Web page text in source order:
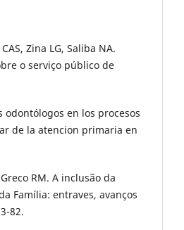
Zina LG, Saliba NA.
o serviço público de
odontólogos en los procesos
de la atencion primaria en
RM. A inclusão da
Família: entraves, avanços
82.